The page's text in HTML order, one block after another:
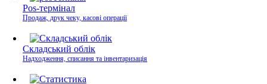
Pos-термінал
Продаж, друк чеку, касові операції
Складський облік
Надходження, списання та інвентаризація